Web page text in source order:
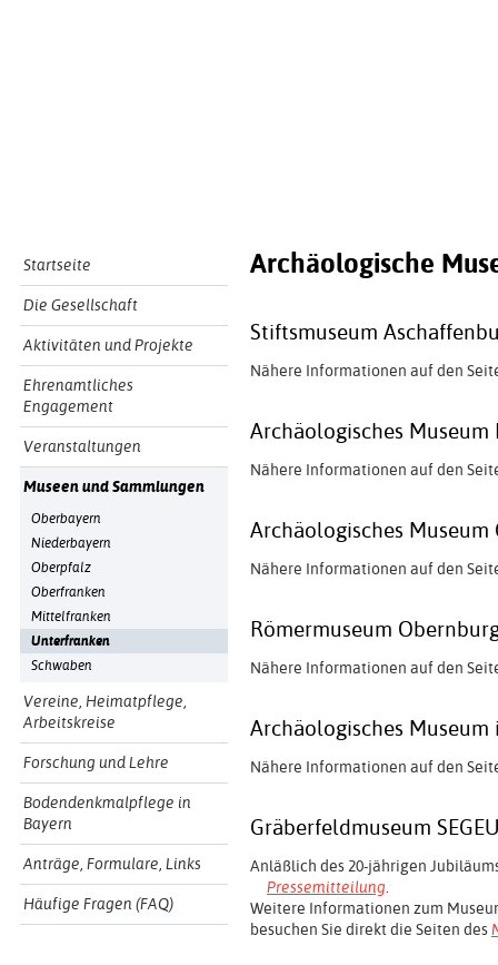
Startseite
Die Gesellschaft
Aktivitäten und Projekte
Ehrenamtliches
Engagement
Veranstaltungen
Museen und Sammlungen
Oberbayern
Niederbayern
Oberpfalz
Oberfranken
Mittelfranken
Unterfranken
Schwaben
Vereine, Heimatpflege,
Arbeitskreise
Forschung und Lehre
Bodendenkmalpflege in
Bayern
Anträge, Formulare, Links
Häufige Fragen (FAQ)
Archäologische
Stiftsmuseum
Nähere Informationen auf den
Archäologisches
Nähere Informationen auf den
Archäologisches Museum
Nähere Informationen auf den
Römermuseum
Nähere Informationen auf den
Archäologisches
Nähere Informationen auf den
Gräberfeldmuseum
Anläßlich des 20-jährigen
Pressemitteilung
Weitere Informationen zum
besuchen Sie direkt die Seiten des